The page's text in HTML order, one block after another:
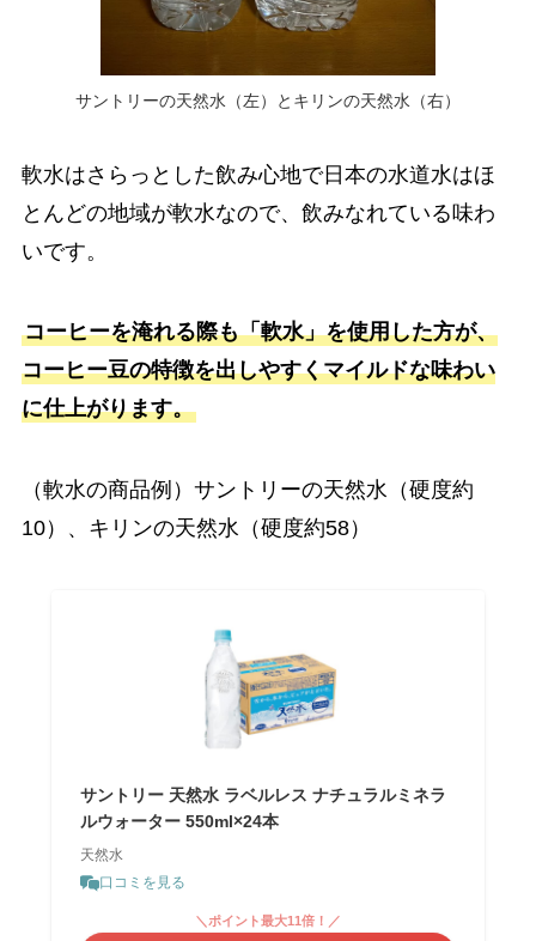
サントリーの天然水（左）とキリンの天然水（右）
軟水はさらっとした飲み心地で日本の水道水はほ
とんどの地域が軟水なので、飲みなれている味わ
いです。
コーヒーを淹れる際も「軟水」を使用した方が、
コーヒー豆の特徴を出しやすくマイルドな味わい
に仕上がります。
（軟水の商品例）サントリーの天然水（硬度約
10）、キリンの天然水（硬度約58）
サントリー 天然水 ラベルレス ナチュラルミネラ
ルウォーター 550ml×24本
天然水
口コミを見る
＼ポイント最大11倍！／